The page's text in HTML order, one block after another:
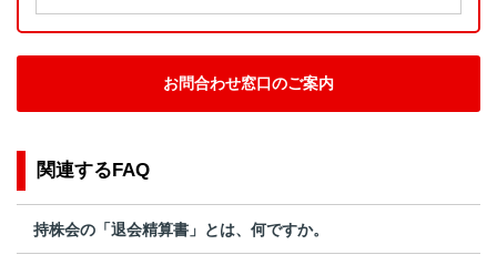
お問合わせ窓口のご案内
関連するFAQ
持株会の「退会精算書」とは、何ですか。